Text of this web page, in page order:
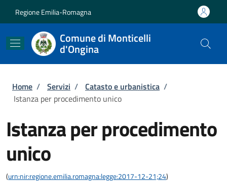
Regione Emilia-Romagna
Comune di Monticelli
d'Ongina
Briciole di pane
Home / Servizi / Catasto e urbanistica /
Istanza per procedimento unico
Istanza per procedimento
unico
(urn:nir:regione.emilia.romagna:legge:2017-12-21;24)